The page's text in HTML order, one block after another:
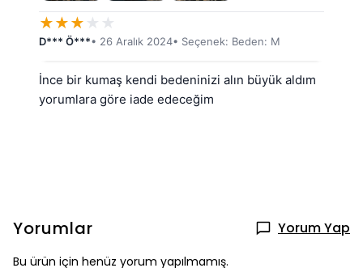
★★★ ★ ★
D*** Ö***• 26 Aralık 2024• Seçenek: Beden: M
İnce bir kumaş kendi bedeninizi alın büyük aldım
yorumlara göre iade edeceğim
Yorumlar Yorum Yap
Bu ürün için henüz yorum yapılmamış.